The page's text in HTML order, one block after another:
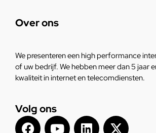
Over ons
We presenteren een high performance
of uw bedrijf. We hebben meer dan 5 jaar
kwaliteit in internet en telecomdiensten.
Volg ons